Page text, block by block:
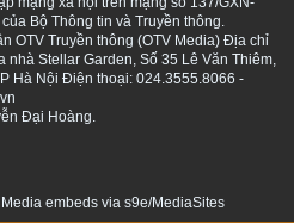
Bộ Thông tin và Truyền thông.
OTV Truyền thông (OTV Media) Địa chỉ
nhà Stellar Garden, Số 35 Lê Văn Thiêm,
Hà Nội Điện thoại: 024.3555.8066 -
Đại Hoàng.
Media embeds via s9e/MediaSites